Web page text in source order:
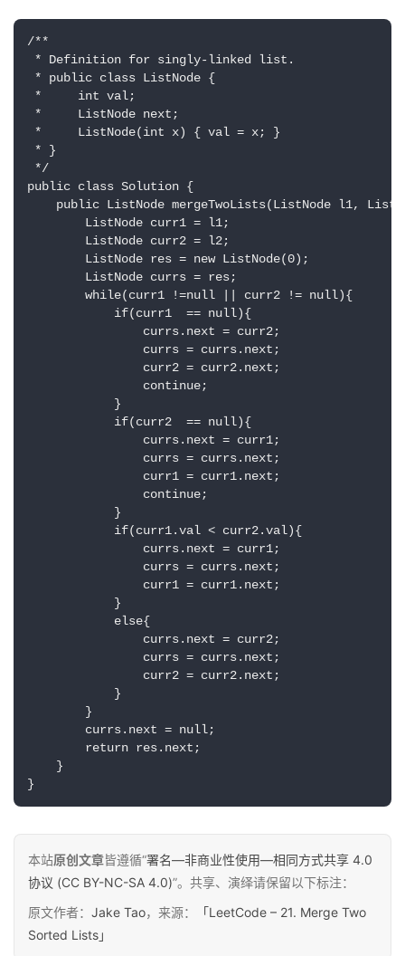
专
栏
业
动
态
/**
* Definition for singly-linked list.
* public class ListNode {
*     int val;
*     ListNode next;
*     ListNode(int x) { val = x; }
* }
*/
public class Solution {
public ListNode mergeTwoLists(ListNode l1,
        ListNode curr1 = l1;
        ListNode curr2 = l2;
        ListNode res = new ListNode(0);
        ListNode currs = res;
        while(curr1 !=null || curr2 != null){
            if(curr1  == null){
                currs.next = curr2;
                currs = currs.next;
                curr2 = curr2.next;
                continue;
            }
            if(curr2  == null){
                currs.next = curr1;
                currs = currs.next;
                curr1 = curr1.next;
                continue;
            }
            if(curr1.val < curr2.val){
                currs.next = curr1;
                currs = currs.next;
                curr1 = curr1.next;
            }
            else{
                currs.next = curr2;
                currs = currs.next;
                curr2 = curr2.next;
            }
        }
        currs.next = null;
        return res.next;
    }
}
本站原创文章皆遵循“署名—非商业性使用—相同方式共享 4.0
协议 (CC BY-NC-SA 4.0)”。共享、演绎请保留以下标注：
原文作者： Jake Tao，来源：
「LeetCode – 21. Merge Two
Sorted Lists」